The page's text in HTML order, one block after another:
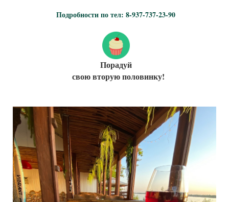
Подробности по тел: 8-937-737-23-90
Порадуй
свою вторую половинку!